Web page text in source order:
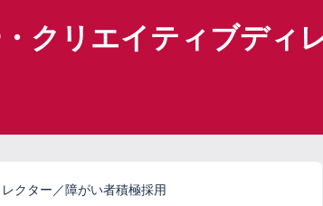
クリエイティブディ
クター／障がい者積極採用